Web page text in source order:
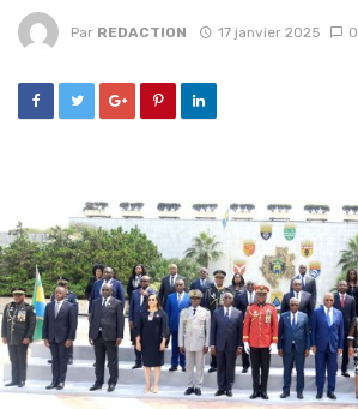
Par REDACTION 17 janvier 2025 0